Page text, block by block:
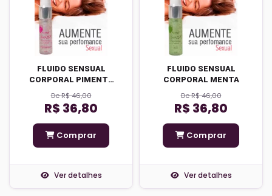
FLUIDO SENSUAL
CORPORAL PIMENTA
INDIANA
De R$ 46,00
R$ 36,80
Comprar
Ver detalhes
FLUIDO SENSUAL
CORPORAL MENTA
De R$ 46,00
R$ 36,80
Comprar
Ver detalhes